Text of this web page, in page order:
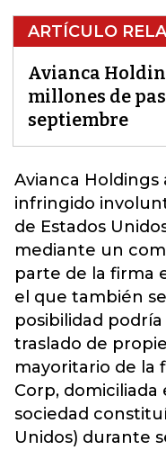
ARTÍCULO
Avianca
millones de
septiembre
Avianca Holdings
infringido
de Estados
mediante un
parte de la firma
el que también
posibilidad
traslado de
mayoritario de la
Corp, domiciliada
sociedad
Unidos) durante